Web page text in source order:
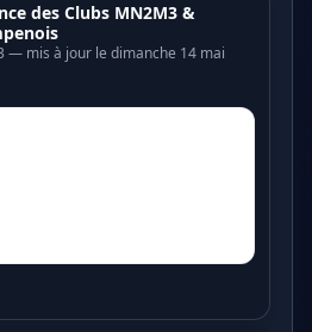
des Clubs MN2M3 &
— mis à jour le dimanche 14 mai